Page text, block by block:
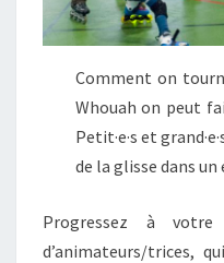
Comment on
Whouah on peut
Petit·e·s et
de la glisse dans
Progressez à
d’animateurs/trices,